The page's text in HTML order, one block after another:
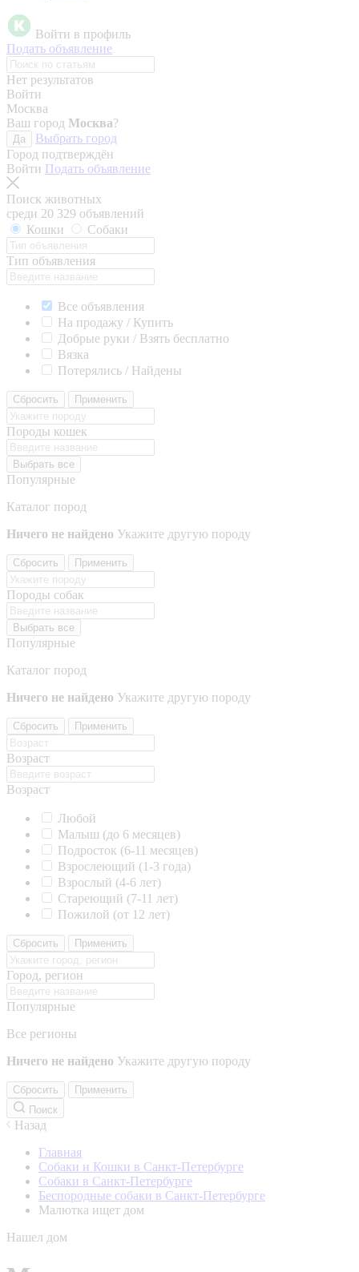
Войти в профиль
Подать объявление
Нет результатов
Войти
Москва
Ваш город Москва?
Да
Выбрать город
Город подтверждён
Войти Подать объявление
Поиск животных
среди 20 329 объявлений
Кошки
Собаки
Тип объявления
Все объявления
На продажу / Купить
Добрые руки / Взять бесплатно
Вязка
Потерялись / Найдены
Сбросить Применить
Породы кошек
Выбрать все
Популярные
Каталог пород
Ничего не найдено Укажите другую породу
Сбросить Применить
Породы собак
Выбрать все
Популярные
Каталог пород
Ничего не найдено Укажите другую породу
Сбросить Применить
Возраст
Возраст
Любой
Малыш (до 6 месяцев)
Подросток (6-11 месяцев)
Взрослеющий (1-3 года)
Взрослый (4-6 лет)
Стареющий (7-11 лет)
Пожилой (от 12 лет)
Сбросить Применить
Город, регион
Популярные
Все регионы
Ничего не найдено Укажите другую породу
Сбросить
Применить
Поиск
Назад
Главная
Собаки и Кошки в Санкт-Петербурге
Собаки в Санкт-Петербурге
Беспородные собаки в Санкт-Петербурге
Малютка ищет дом
Нашел дом